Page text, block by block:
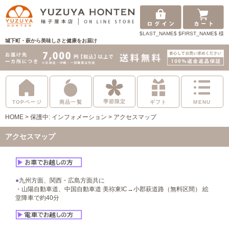
$LAST_NAME$ $FIRST_NAME$ 様
城下町・萩から美味しさと健康をお届け
TOPページ 商品一覧 季節限定 ギフト MENU
HOME > 保護中: インフォメーション > アクセスマップ
アクセスマップ
●九州方面、関西・広島方面共に
・山陽自動車道、中国自動車道 美祢東IC→小郡萩道路（無料区間） 絵
堂降車で約40分